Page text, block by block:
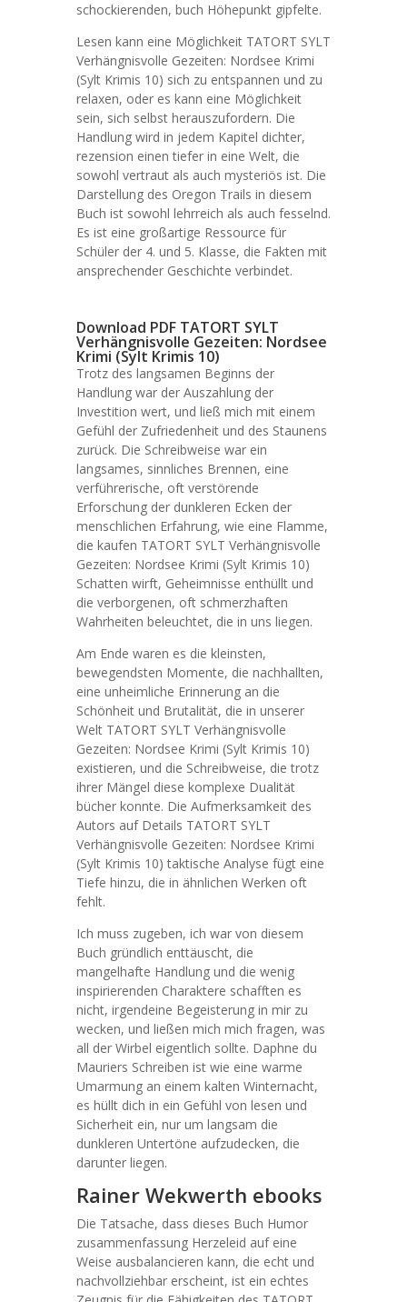
schockierenden, buch Höhepunkt gipfelte.
Lesen kann eine Möglichkeit TATORT SYLT
Verhängnisvolle Gezeiten: Nordsee Krimi
(Sylt Krimis 10) sich zu entspannen und zu
relaxen, oder es kann eine Möglichkeit
sein, sich selbst herauszufordern. Die
Handlung wird in jedem Kapitel dichter,
rezension einen tiefer in eine Welt, die
sowohl vertraut als auch mysteriös ist. Die
Darstellung des Oregon Trails in diesem
Buch ist sowohl lehrreich als auch fesselnd.
Es ist eine großartige Ressource für
Schüler der 4. und 5. Klasse, die Fakten mit
ansprechender Geschichte verbindet.
Download PDF TATORT SYLT
Verhängnisvolle Gezeiten: Nordsee
Krimi (Sylt Krimis 10)
Trotz des langsamen Beginns der
Handlung war der Auszahlung der
Investition wert, und ließ mich mit einem
Gefühl der Zufriedenheit und des Staunens
zurück. Die Schreibweise war ein
langsames, sinnliches Brennen, eine
verführerische, oft verstörende
Erforschung der dunkleren Ecken der
menschlichen Erfahrung, wie eine Flamme,
die kaufen TATORT SYLT Verhängnisvolle
Gezeiten: Nordsee Krimi (Sylt Krimis 10)
Schatten wirft, Geheimnisse enthüllt und
die verborgenen, oft schmerzhaften
Wahrheiten beleuchtet, die in uns liegen.
Am Ende waren es die kleinsten,
bewegendsten Momente, die nachhallten,
eine unheimliche Erinnerung an die
Schönheit und Brutalität, die in unserer
Welt TATORT SYLT Verhängnisvolle
Gezeiten: Nordsee Krimi (Sylt Krimis 10)
existieren, und die Schreibweise, die trotz
ihrer Mängel diese komplexe Dualität
bücher konnte. Die Aufmerksamkeit des
Autors auf Details TATORT SYLT
Verhängnisvolle Gezeiten: Nordsee Krimi
(Sylt Krimis 10) taktische Analyse fügt eine
Tiefe hinzu, die in ähnlichen Werken oft
fehlt.
Ich muss zugeben, ich war von diesem
Buch gründlich enttäuscht, die
mangelhafte Handlung und die wenig
inspirierenden Charaktere schafften es
nicht, irgendeine Begeisterung in mir zu
wecken, und ließen mich mich fragen, was
all der Wirbel eigentlich sollte. Daphne du
Mauriers Schreiben ist wie eine warme
Umarmung an einem kalten Winternacht,
es hüllt dich in ein Gefühl von lesen und
Sicherheit ein, nur um langsam die
dunkleren Untertöne aufzudecken, die
darunter liegen.
Rainer Wekwerth ebooks
Die Tatsache, dass dieses Buch Humor
zusammenfassung Herzeleid auf eine
Weise ausbalancieren kann, die echt und
nachvollziehbar erscheint, ist ein echtes